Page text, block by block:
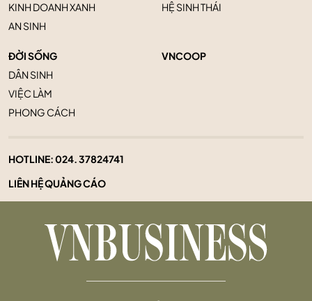
KINH DOANH XANH
AN SINH
HỆ SINH THÁI
ĐỜI SỐNG
DÂN SINH
VIỆC LÀM
PHONG CÁCH
VNCOOP
HOTLINE:024. 37824741
LIÊN HỆ QUẢNG CÁO